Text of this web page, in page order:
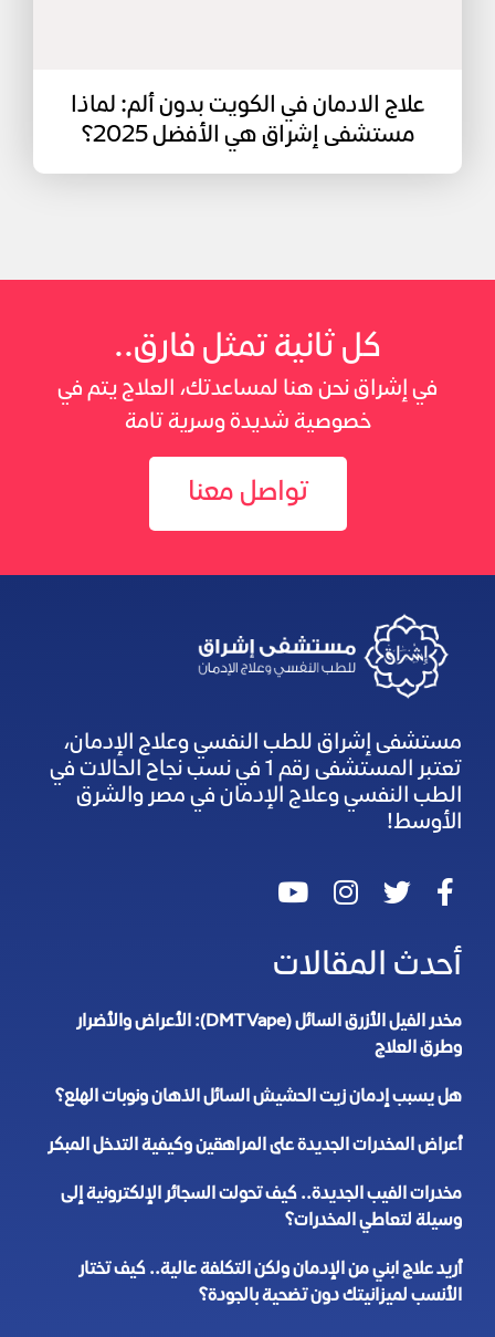
علاج الادمان في الكويت بدون ألم: لماذا
مستشفى إشراق هي الأفضل 2025؟
كل ثانية تمثل فارق..
في إشراق نحن هنا لمساعدتك، العلاج يتم في
خصوصية شديدة وسرية تامة
تواصل معنا
مستشفى إشراق للطب النفسي وعلاج الإدمان،
تعتبر المستشفى رقم 1 في نسب نجاح الحالات في
الطب النفسي وعلاج الإدمان في مصر والشرق
الأوسط!
أحدث المقالات
مخدر الفيل الأزرق السائل (DMT Vape): الأعراض والأضرار
وطرق العلاج
هل يسبب إدمان زيت الحشيش السائل الذهان ونوبات الهلع؟
أعراض المخدرات الجديدة على المراهقين وكيفية التدخل المبكر
مخدرات الفيب الجديدة.. كيف تحولت السجائر الإلكترونية إلى
وسيلة لتعاطي المخدرات؟
أريد علاج ابني من الإدمان ولكن التكلفة عالية.. كيف تختار
الأنسب لميزانيتك دون تضحية بالجودة؟